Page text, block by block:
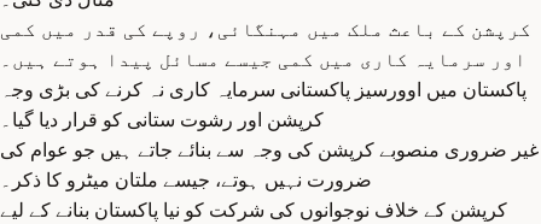
کرپشن کے باعث ملک میں مہنگائی، روپے کی قدر میں کمی
اور سرمایہ کاری میں کمی جیسے مسائل پیدا ہوتے ہیں۔
پاکستان میں اوورسیز پاکستانی سرمایہ کاری نہ کرنے کی بڑی وجہ
کرپشن اور رشوت ستانی کو قرار دیا گیا۔
غیر ضروری منصوبے کرپشن کی وجہ سے بنائے جاتے ہیں جو عوام کی
ضرورت نہیں ہوتے، جیسے ملتان میٹرو کا ذکر۔
کرپشن کے خلاف نوجوانوں کی شرکت کو نیا پاکستان بنانے کے لیے